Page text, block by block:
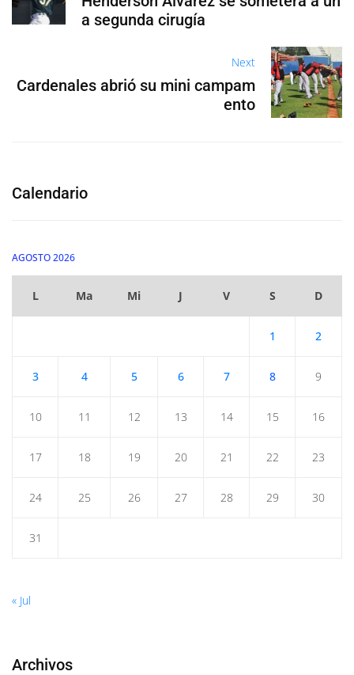
a segunda cirugía
Next
Cardenales abrió su mini campam
ento
Calendario
AGOSTO 2026
L Ma Mi J V S D
1 2
3 4 5 6 7 8 9
10 11 12 13 14 15 16
17 18 19 20 21 22 23
24 25 26 27 28 29 30
31
« Jul
Archivos